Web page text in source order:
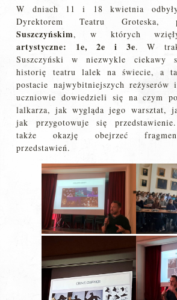
W dniach 11 i 18 kwietnia
Dyrektorem Teatru Groteska,
Suszczyńskim, w których
artystyczne: 1e, 2e i 3e. W
Suszczyński w niezwykle ciekawy
historię teatru lalek na świecie, a
postacie najwybitniejszych reżyserów
uczniowie dowiedzieli się na czym
lalkarza, jak wygląda jego warsztat,
jak przygotowuje się
także okazję obejrzeć
przedstawień.